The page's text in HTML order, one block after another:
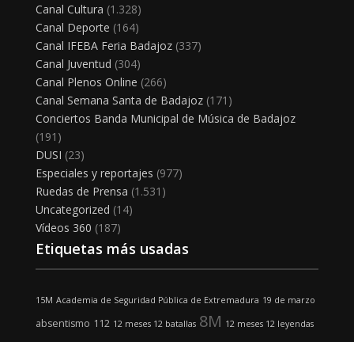
Canal Cultura (1.328)
Canal Deporte (164)
Canal IFEBA Feria Badajoz(337)
Canal Juventud (304)
Canal Plenos Online (266)
Canal Semana Santa de Badajoz(171)
Conciertos Banda Municipal de Música de Badajoz
(191)
DUSI (23)
Especiales y reportajes (977)
Ruedas de Prensa (1.531)
Uncategorized (14)
Vídeos 360 (187)
Etiquetas más usadas
15M Academia de Seguridad Pública de Extremadura 19 de marzo
absentismo 112 12 meses 12 batallas 8M 12 meses 12 leyendas